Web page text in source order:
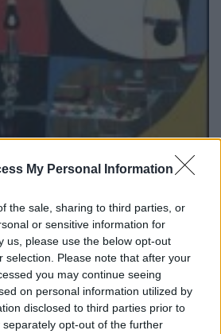
My Personal Information
the sale, sharing to third parties, or
or sensitive information for
us, please use the below opt-out
selection. Please note that after your
you may continue seeing
on personal information utilized by
disclosed to third parties prior to
opt-out of the further
és jelenetekhez írt
nagylemez bő tíz év alatt.
a deep house, a hamburgi
dallamosabb techno felé
azonban az atmoszférikus
és galaktikus szintetizátorokat,
esetben eszünkbe
legjobb pillanatait is. AFilms